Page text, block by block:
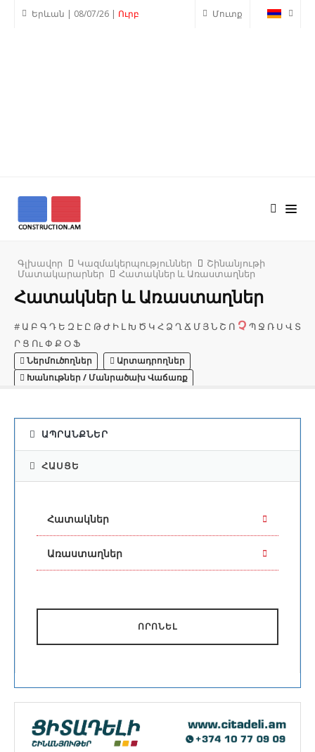
Մուտք
Երևան | 08/07/26 | Ուրբ
Գլխավոր Կազմակերպություններ
Շինանյութի
Մատակարարներ
Հատակներ և Առաստաղներ
Հատակներ և Առաստաղներ
# Ա Բ ԳԴ Ե Զ Է Ը ԹԺ Ի Լ Խ Ծ Կ Հ Ձ ՂՃ Մ ՅՆ Շ Ո Չ Պ Ջ Ռ Ս Վ Տ
Ր Ց ՈւՓ Ք ՕՖ
Ներմուծողներ
Արտադրողներ
Խանութներ / Մանրածախ Վաճառք
ԱՊՐԱՆՔՆԵՐ
ՀԱՍՑԵ
Հատակներ
Առաստաղներ
ՈՐՈՆԵԼ